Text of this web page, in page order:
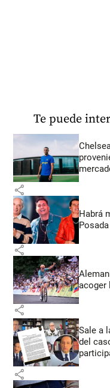
Te puede
share
Habrá
share
acoger
share
Sale a
del
share